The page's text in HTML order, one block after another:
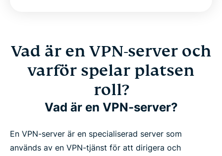
Vad är en VPN-server och
varför spelar platsen
roll?
Vad är en VPN-server?
En VPN-server är en specialiserad server som
används av en VPN-tjänst för att dirigera och